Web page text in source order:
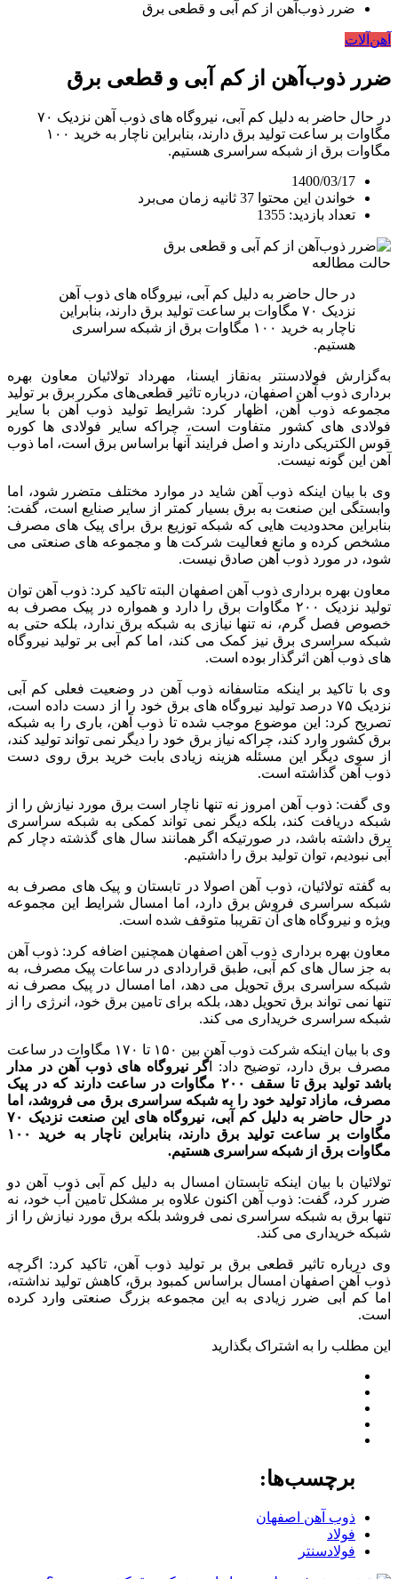
ضرر ذوب‌آهن از کم آبی و قطعی برق
آهن‌آلات
ضرر ذوب‌آهن از کم آبی و قطعی برق
در حال حاضر به دلیل کم آبی، نیروگاه های ذوب آهن نزدیک ۷۰
مگاوات بر ساعت تولید برق دارند، بنابراین ناچار به خرید ۱۰۰
مگاوات برق از شبکه سراسری هستیم.
1400/03/17
خواندن این محتوا 37 ثانیه زمان می‌برد
تعداد بازدید: 1355
حالت مطالعه
در حال حاضر به دلیل کم آبی، نیروگاه های ذوب آهن
نزدیک ۷۰ مگاوات بر ساعت تولید برق دارند، بنابراین
ناچار به خرید ۱۰۰ مگاوات برق از شبکه سراسری
هستیم.
به‌گزارش فولادسنتر به‌نقاز ایسنا، مهرداد تولائیان معاون بهره
برداری ذوب آهن اصفهان، درباره تاثیر قطعی‌های مکرر برق بر تولید
مجموعه ذوب آهن، اظهار کرد: شرایط تولید ذوب آهن با سایر
فولادی های کشور متفاوت است، چراکه سایر فولادی ها کوره
قوس الکتریکی دارند و اصل فرایند آنها براساس برق است، اما ذوب
آهن این گونه نیست.
وی با بیان اینکه ذوب آهن شاید در موارد مختلف متضرر شود، اما
وابستگی این صنعت به برق بسیار کمتر از سایر صنایع است، گفت:
بنابراین محدودیت هایی که شبکه توزیع برق برای پیک های مصرف
مشخص کرده و مانع فعالیت شرکت ها و مجموعه های صنعتی می
شود، در مورد ذوب آهن صادق نیست.
معاون بهره برداری ذوب آهن اصفهان البته تاکید کرد: ذوب آهن توان
تولید نزدیک ۲۰۰ مگاوات برق را دارد و همواره در پیک مصرف به
خصوص فصل گرم، نه تنها نیازی به شبکه برق ندارد، بلکه حتی به
شبکه سراسری برق نیز کمک می کند، اما کم آبی بر تولید نیروگاه
های ذوب آهن اثرگذار بوده است.
وی با تاکید بر اینکه متاسفانه ذوب آهن در وضعیت فعلی کم آبی
نزدیک ۷۵ درصد تولید نیروگاه های برق خود را از دست داده است،
تصریح کرد: این موضوع موجب شده تا ذوب آهن، باری را به شبکه
برق کشور وارد کند، چراکه نیاز برق خود را دیگر نمی تواند تولید کند،
از سوی دیگر این مسئله هزینه زیادی بابت خرید برق روی دست
ذوب آهن گذاشته است.
وی گفت: ذوب آهن امروز نه تنها ناچار است برق مورد نیازش را از
شبکه دریافت کند، بلکه دیگر نمی تواند کمکی به شبکه سراسری
برق داشته باشد، در صورتیکه اگر همانند سال های گذشته دچار کم
آبی نبودیم، توان تولید برق را داشتیم.
به گفته تولائیان، ذوب آهن اصولا در تابستان و پیک های مصرف به
شبکه سراسری فروش برق دارد، اما امسال شرایط این مجموعه
ویژه و نیروگاه های آن تقریبا متوقف شده است.
معاون بهره برداری ذوب آهن اصفهان همچنین اضافه کرد: ذوب آهن
به جز سال های کم آبی، طبق قراردادی در ساعات پیک مصرف، به
شبکه سراسری برق تحویل می دهد، اما امسال در پیک مصرف نه
تنها نمی تواند برق تحویل دهد، بلکه برای تامین برق خود، انرژی را از
شبکه سراسری خریداری می کند.
وی با بیان اینکه شرکت ذوب آهن بین ۱۵۰ تا ۱۷۰ مگاوات در ساعت
مصرف برق دارد، توضیح داد: اگر نیروگاه های ذوب آهن در مدار
باشد تولید برق تا سقف ۲۰۰ مگاوات در ساعت دارند که در پیک
مصرف، مازاد تولید خود را به شبکه سراسری برق می فروشد، اما
در حال حاضر به دلیل کم آبی، نیروگاه های این صنعت نزدیک ۷۰
مگاوات بر ساعت تولید برق دارند، بنابراین ناچار به خرید ۱۰۰
مگاوات برق از شبکه سراسری هستیم.
تولائیان با بیان اینکه تابستان امسال به دلیل کم آبی ذوب آهن دو
ضرر کرد، گفت: ذوب آهن اکنون علاوه بر مشکل تامین آب خود، نه
تنها برق به شبکه سراسری نمی فروشد بلکه برق مورد نیازش را از
شبکه خریداری می کند.
وی درباره تاثیر قطعی برق بر تولید ذوب آهن، تاکید کرد: اگرچه
ذوب آهن اصفهان امسال براساس کمبود برق، کاهش تولید نداشته،
اما کم آبی ضرر زیادی به این مجموعه بزرگ صنعتی وارد کرده
است.
این مطلب را به اشتراک بگذارید
برچسب‌ها:
ذوب آهن اصفهان
فولاد
فولادسنتر